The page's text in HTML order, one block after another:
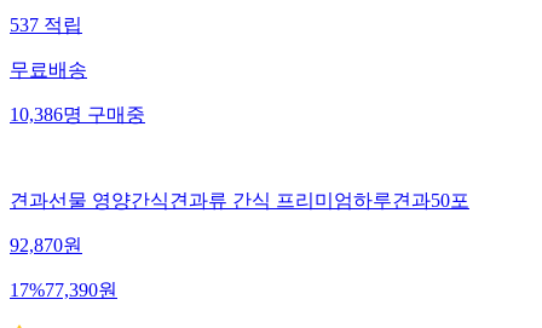
537적립
무료배송
10,386명구매중
견과선물 영양간식견과류 간식 프리미엄하루견과50포
92,870원
17%77,390원